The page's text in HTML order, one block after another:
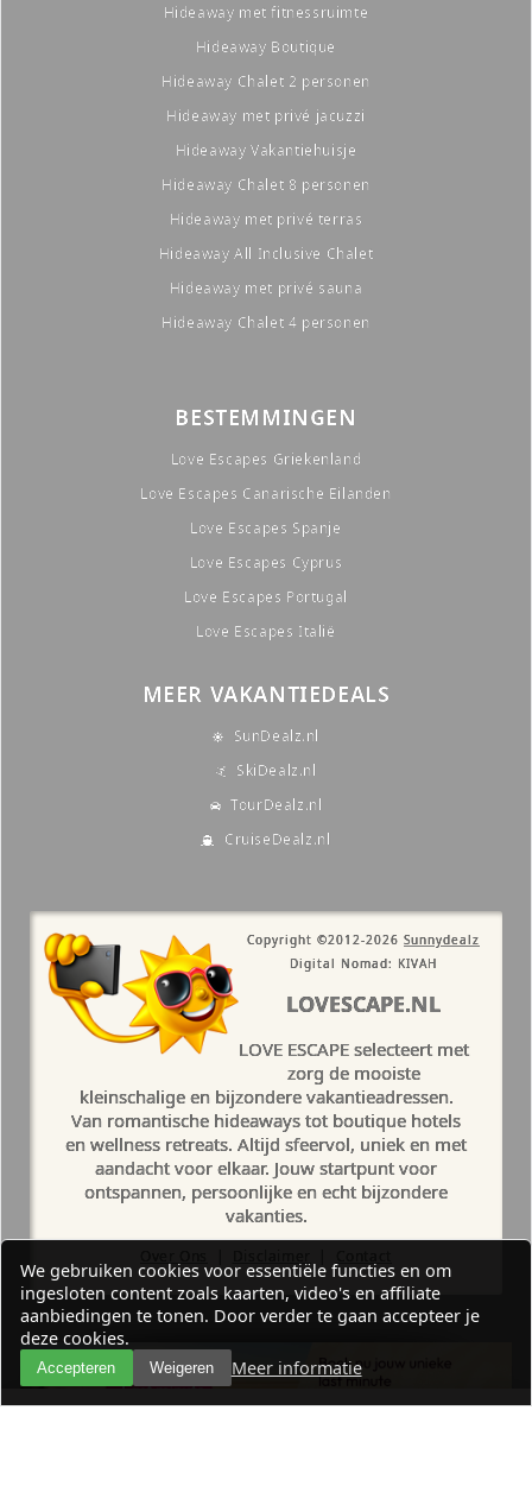
Hideaway met fitnessruimte
Hideaway Boutique
Hideaway Chalet 2 personen
Hideaway met privé jacuzzi
Hideaway Vakantiehuisje
Hideaway Chalet 8 personen
Hideaway met privé terras
Hideaway All Inclusive Chalet
Hideaway met privé sauna
Hideaway Chalet 4 personen
BESTEMMINGEN
Love Escapes Griekenland
Love Escapes Canarische Eilanden
Love Escapes Spanje
Love Escapes Cyprus
Love Escapes Portugal
Love Escapes Italië
MEER VAKANTIEDEALS
SunDealz.nl
SkiDealz.nl
TourDealz.nl
CruiseDealz.nl
Copyright ©2012-2026 Sunnydealz
Digital Nomad: KIVAH
LOVESCAPE.NL
LOVE ESCAPE selecteert met
zorg de mooiste
kleinschalige en bijzondere vakantieadressen.
Van romantische hideaways tot boutique hotels
en wellness retreats. Altijd sfeervol, uniek en met
aandacht voor elkaar. Jouw startpunt voor
ontspannen, persoonlijke en echt bijzondere
vakanties.
We gebruiken cookies voor essentiële functies en om
ingesloten content zoals kaarten, video's en affiliate
aanbiedingen te tonen. Door verder te gaan accepteer je
deze cookies.
Accepteren Weigeren Meer informatie